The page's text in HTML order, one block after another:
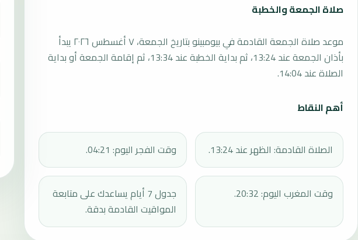
صلاة الجمعة والخطبة
موعد صلاة الجمعة القادمة في بيومبينو بتاريخ الجمعة، ٧ أغسطس ٢٠٢٦ يبدأ
بأذان الجمعة عند 13:24، ثم بداية الخطبة عند 13:34، ثم إقامة الجمعة أو بداية
الصلاة عند 14:04.
أهم النقاط
الصلاة القادمة: الظهر عند 13:24. وقت الفجر اليوم: 04:21.
وقت المغرب اليوم: 20:32.
جدول 7 أيام يساعدك على متابعة
المواقيت القادمة بدقة.